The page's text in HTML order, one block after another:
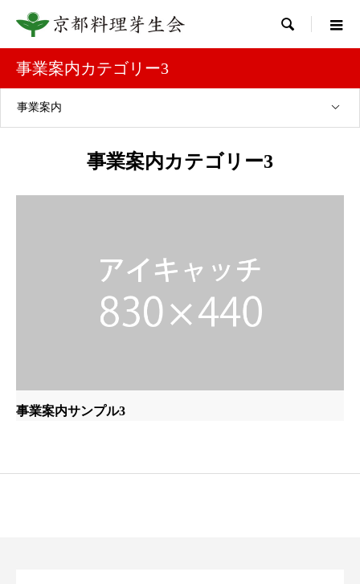

事業案内カテゴリー3
事業案内
事業案内カテゴリー3
事業案内サンプル3